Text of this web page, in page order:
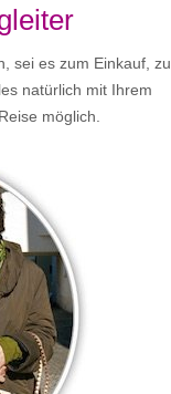
sei es zum Einkauf, zu
natürlich mit Ihrem
möglich.